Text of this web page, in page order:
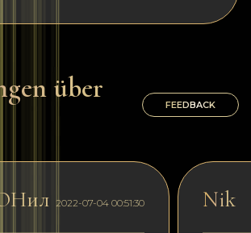
über
FEEDBACK
2022-07-04 00:51:30 Nik